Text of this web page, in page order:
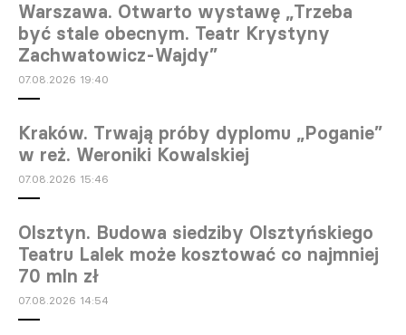
Warszawa. Otwarto wystawę „Trzeba
być stale obecnym. Teatr Krystyny
Zachwatowicz-Wajdy”
07.08.2026 19:40
Kraków. Trwają próby dyplomu „Poganie”
w reż. Weroniki Kowalskiej
07.08.2026 15:46
Olsztyn. Budowa siedziby Olsztyńskiego
Teatru Lalek może kosztować co najmniej
70 mln zł
07.08.2026 14:54